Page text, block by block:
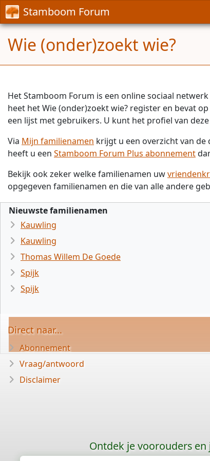
Stamboom Forum
Wie (onder)zoekt wie?
Het Stamboom Forum is een online sociaal
heet het Wie (onder)zoekt wie? register en bevat
een lijst met gebruikers. U kunt het profiel van
Via Mijn familienamen krijgt u een overzicht van
heeft u een Stamboom Forum Plus abonnement
Bekijk ook zeker welke familienamen uw
opgegeven familienamen en die van alle andere
Nieuwste familienamen
Kauwling
Kauwling
Thomas Willem De Goede
Spijk
Spijk
Direct naar...
Abonnement
Vraag/antwoord
Disclaimer
Ontdek je voorouders